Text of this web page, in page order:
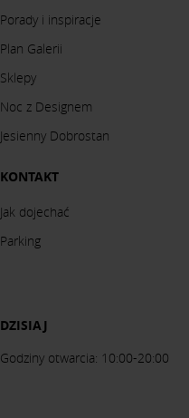
Porady i inspiracje
Plan Galerii
Sklepy
Noc z Designem
Jesienny Dobrostan
KONTAKT
Jak dojechać
Parking
DZISIAJ
Godziny otwarcia: 10:00-20:00